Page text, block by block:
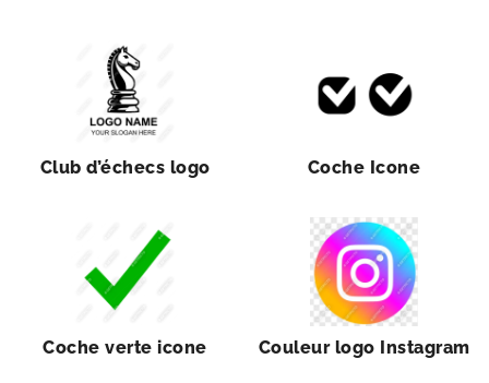
Club d’échecs logo Coche Icone
Coche verte icone Couleur logo Instagram